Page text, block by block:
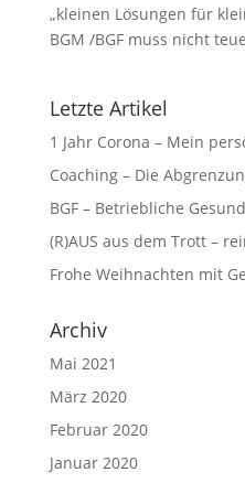
„kleinen Lösungen für
BGM /BGF muss nicht
Letzte Artikel
1 Jahr Corona – Mein
Coaching – Die
BGF – Betriebliche
(R)AUS aus dem Trott –
Frohe Weihnachten mit
Archiv
Mai 2021
März 2020
Februar 2020
Januar 2020